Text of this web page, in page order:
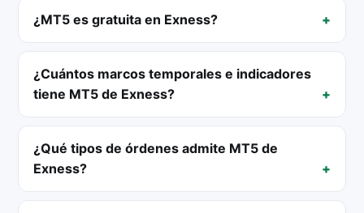
¿MT5 es gratuita en Exness?
¿Cuántos marcos temporales e indicadores
tiene MT5 de Exness?
¿Qué tipos de órdenes admite MT5 de
Exness?